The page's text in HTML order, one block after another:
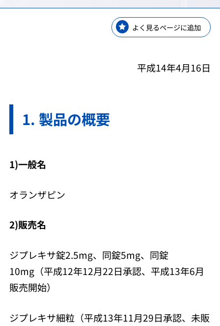
よく見るページに追加
平成14年4月16日
製品の概要
1)一般名
オランザピン
2)販売名
ジプレキサ錠2.5mg、同錠5mg、同錠
10mg（平成12年12月22日承認、平成13年6月
販売開始）
ジプレキサ細粒（平成13年11月29日承認、未販